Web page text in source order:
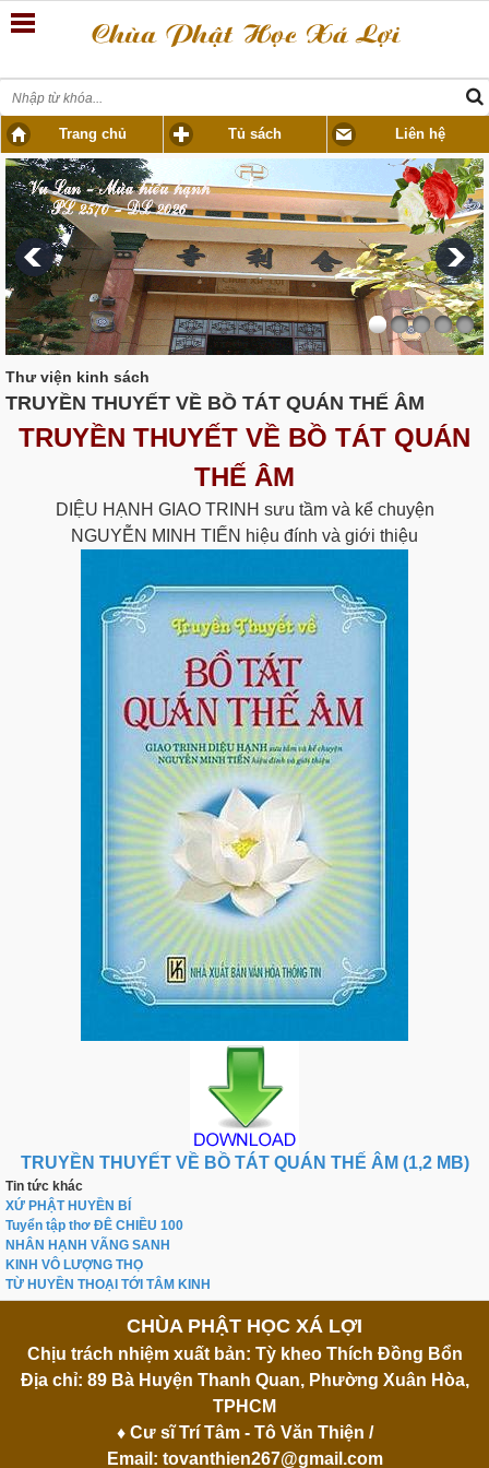
Trang chủ Tủ sách Liên hệ
Thư viện kinh sách
TRUYỀN THUYẾT VỀ BỒ TÁT QUÁN THẾ ÂM
TRUYỀN THUYẾT VỀ BỒ TÁT QUÁN
THẾ ÂM
DIỆU HẠNH GIAO TRINH sưu tầm và kể chuyện
NGUYỄN MINH TIẾN hiệu đính và giới thiệu
TRUYỀN THUYẾT VỀ BỒ TÁT QUÁN THẾ ÂM (1,2 MB)
Tin tức khác
XỨ PHẬT HUYỀN BÍ
Tuyển tập thơ ĐÊ CHIỀU 100
NHÂN HẠNH VÃNG SANH
KINH VÔ LƯỢNG THỌ
TỪ HUYỀN THOẠI TỚI TÂM KINH
CHÙA PHẬT HỌC XÁ LỢI
Chịu trách nhiệm xuất bản: Tỳ kheo Thích Đồng Bổn
Địa chỉ: 89 Bà Huyện Thanh Quan, Phường Xuân Hòa,
TPHCM
♦ Cư sĩ Trí Tâm - Tô Văn Thiện /
Email: tovanthien267@gmail.com